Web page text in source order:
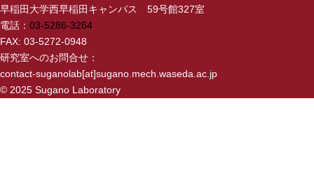
早稲田大学西早稲田キャンパス 59号館327室
電話： 03-5286-3264
FAX: 03-5272-0948
研究室へのお問合せ：
contact-suganolab[at]sugano.mech.waseda.ac.jp
© 2025 Sugano Laboratory